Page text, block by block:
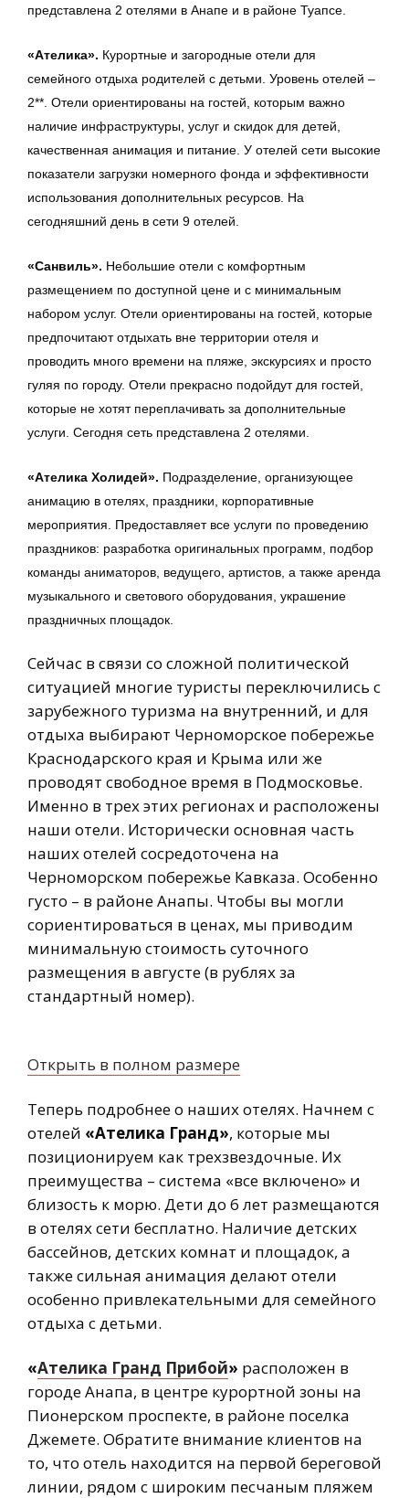
представлена 2 отелями в Анапе и в районе Туапсе.
«Ателика». Курортные и загородные отели для
семейного отдыха родителей с детьми. Уровень отелей –
2**. Отели ориентированы на гостей, которым важно
наличие инфраструктуры, услуг и скидок для детей,
качественная анимация и питание. У отелей сети высокие
показатели загрузки номерного фонда и эффективности
использования дополнительных ресурсов. На
сегодняшний день в сети 9 отелей.
«Санвиль». Небольшие отели с комфортным
размещением по доступной цене и с минимальным
набором услуг. Отели ориентированы на гостей, которые
предпочитают отдыхать вне территории отеля и
проводить много времени на пляже, экскурсиях и просто
гуляя по городу. Отели прекрасно подойдут для гостей,
которые не хотят переплачивать за дополнительные
услуги. Сегодня сеть представлена 2 отелями.
«Ателика Холидей». Подразделение, организующее
анимацию в отелях, праздники, корпоративные
мероприятия. Предоставляет все услуги по проведению
праздников: разработка оригинальных программ, подбор
команды аниматоров, ведущего, артистов, а также аренда
музыкального и светового оборудования, украшение
праздничных площадок.
Сейчас в связи со сложной политической
ситуацией многие туристы переключились с
зарубежного туризма на внутренний, и для
отдыха выбирают Черноморское побережье
Краснодарского края и Крыма или же
проводят свободное время в Подмосковье.
Именно в трех этих регионах и расположены
наши отели. Исторически основная часть
наших отелей сосредоточена на
Черноморском побережье Кавказа. Особенно
густо – в районе Анапы. Чтобы вы могли
сориентироваться в ценах, мы приводим
минимальную стоимость суточного
размещения в августе (в рублях за
стандартный номер).
Открыть в полном размере
Теперь подробнее о наших отелях. Начнем с
отелей «Ателика Гранд», которые мы
позиционируем как трехзвездочные. Их
преимущества – система «все включено» и
близость к морю. Дети до 6 лет размещаются
в отелях сети бесплатно. Наличие детских
бассейнов, детских комнат и площадок, а
также сильная анимация делают отели
особенно привлекательными для семейного
отдыха с детьми.
«Ателика Гранд Прибой» расположен в
городе Анапа, в центре курортной зоны на
Пионерском проспекте, в районе поселка
Джемете. Обратите внимание клиентов на
то, что отель находится на первой береговой
линии, рядом с широким песчаным пляжем